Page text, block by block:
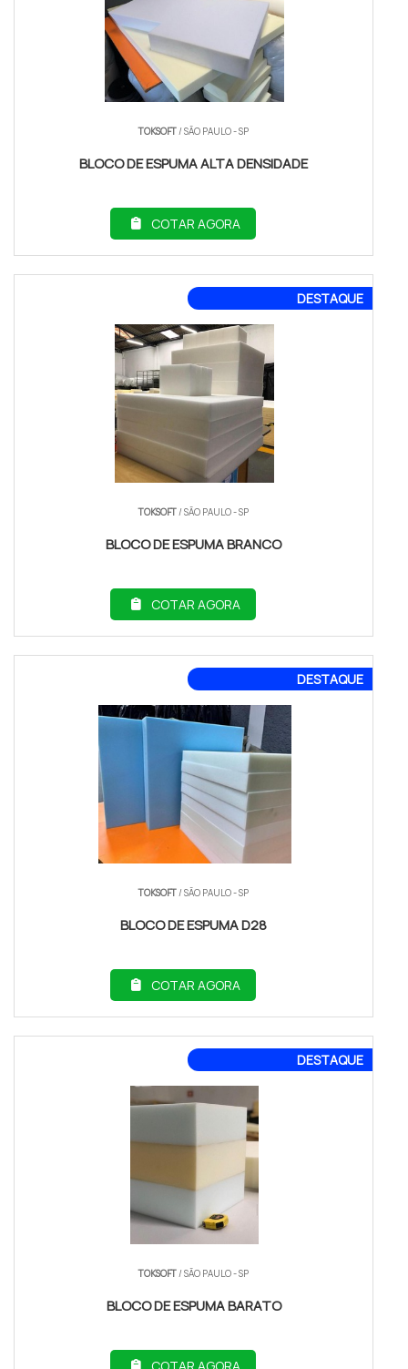
TOKSOFT / SÃO PAULO - SP
BLOCO DE ESPUMA ALTA DENSIDADE
COTAR AGORA
DESTAQUE
TOKSOFT / SÃO PAULO - SP
BLOCO DE ESPUMA BRANCO
COTAR AGORA
DESTAQUE
TOKSOFT / SÃO PAULO - SP
BLOCO DE ESPUMA D28
COTAR AGORA
DESTAQUE
TOKSOFT / SÃO PAULO - SP
BLOCO DE ESPUMA BARATO
COTAR AGORA